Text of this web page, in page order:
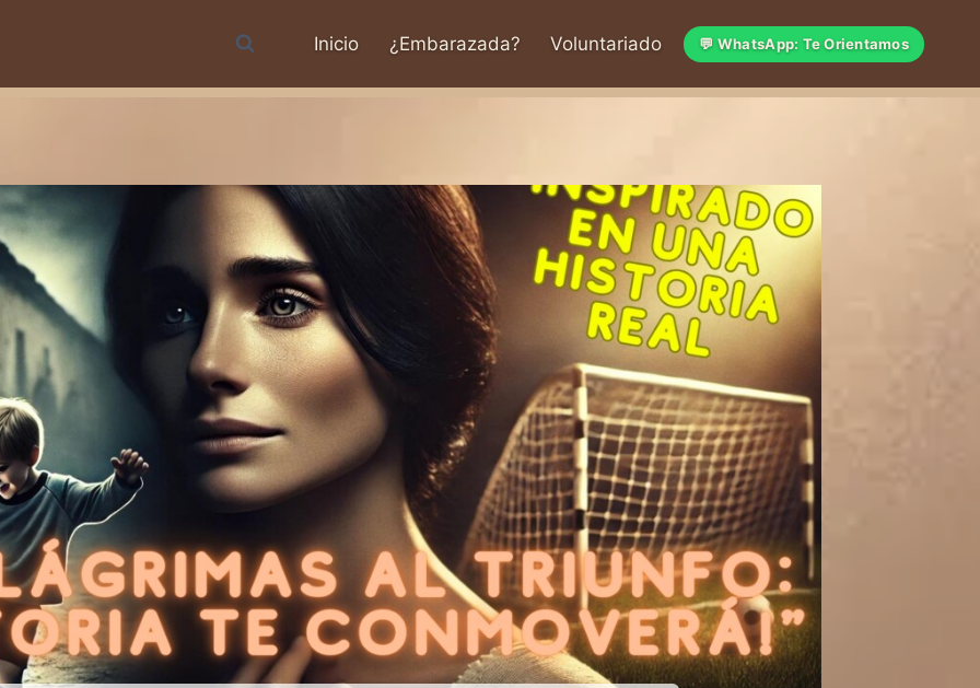
Inicio ¿Embarazada? Voluntariado 💬 WhatsApp: Te Orientamos